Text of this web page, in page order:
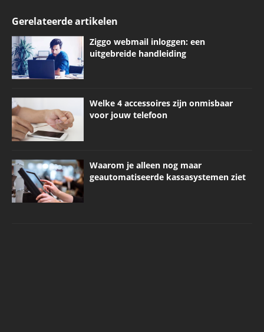
Gerelateerde artikelen
Ziggo webmail inloggen: een
uitgebreide handleiding
Welke 4 accessoires zijn onmisbaar
voor jouw telefoon
Waarom je alleen nog maar
geautomatiseerde kassasystemen ziet